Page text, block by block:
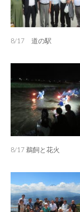
8/17 道の駅
8/17 鵜飼と花火